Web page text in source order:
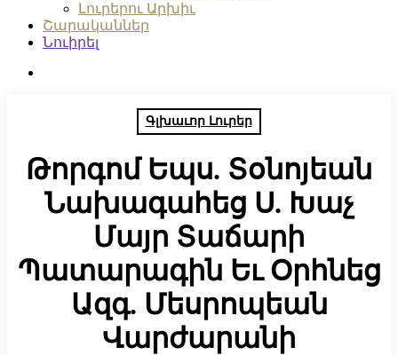
Լուրերու Արխիւ
Շարականներ
Նուիրել
Գլխաւոր Լուրեր
Թորգոմ Եպս. Տօնոյեան
Նախագահեց Ս. Խաչ
Մայր Տաճարի
Պատարագին Եւ Օրհնեց
Ազգ. Մեսրոպեան
Վարժարանի